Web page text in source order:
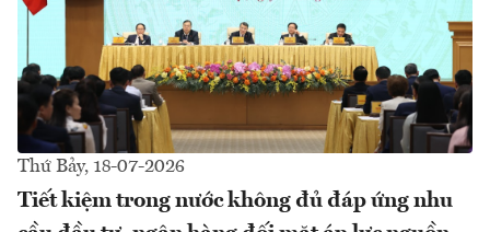
Thứ Bảy, 18-07-2026
Tiết kiệm trong nước không đủ đáp ứng nhu